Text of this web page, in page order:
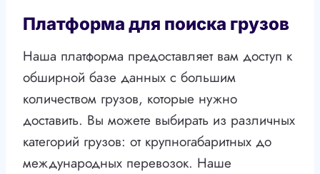
Платформа для поиска грузов
Наша платформа предоставляет вам доступ к
обширной базе данных с большим
количеством грузов, которые нужно
доставить. Вы можете выбирать из различных
категорий грузов: от крупногабаритных до
международных перевозок. Наше